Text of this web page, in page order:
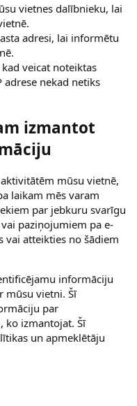
vietnes dalībnieku, lai
adresi, lai informētu
veicat noteiktas
adrese nekad netiks
izmantot
mūsu vietnē,
laikam mēs varam
par jebkuru svarīgu
paziņojumiem pa e-
vai atteikties no šādiem
informāciju
mūsu vietni. Šī
par
ko izmantojat. Šī
un apmeklētāju